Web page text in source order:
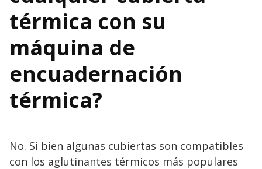
térmica con su
máquina de
encuadernación
térmica?
No. Si bien algunas cubiertas son compatibles
con los aglutinantes térmicos más populares